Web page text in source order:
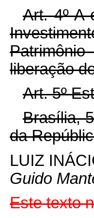
Art. 4º A
liberação
Art. 5º
Brasília,
da
LUIZ
Guido
Este texto